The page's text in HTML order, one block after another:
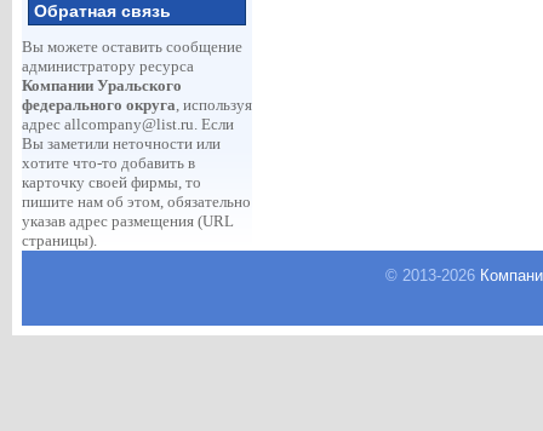
Обратная связь
Вы можете оставить сообщение
администратору ресурса
Компании Уральского
федерального округа, используя
адрес allcompany@list.ru. Если
Вы заметили неточности или
хотите что-то добавить в
карточку своей фирмы, то
пишите нам об этом, обязательно
указав адрес размещения (URL
страницы).
© 2013-2026